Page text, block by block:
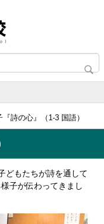
詩の心』（1-3 国語）
どもたちが詩を通して
様子が伝わってき ま し